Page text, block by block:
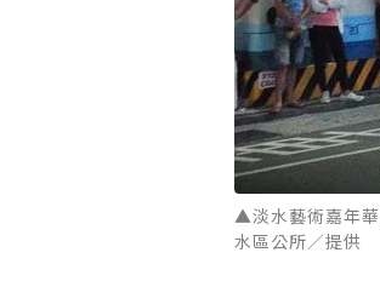
▲淡水藝術嘉年
水區公所／提供